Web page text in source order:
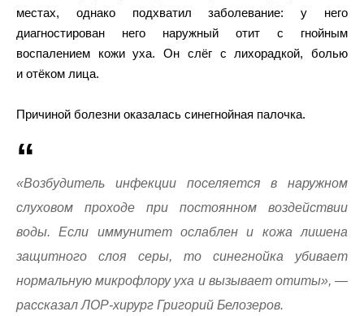
местах, однако подхватил заболевание: у него
диагностирован него наружный отит с гнойным
воспалением кожи уха. Он слёг с лихорадкой, болью
и отёком лица.
Причиной болезни оказалась синегнойная палочка.
«Возбудитель инфекции поселяется в наружном
слуховом проходе при постоянном воздействии
воды. Если иммунитет ослаблен и кожа лишена
защитного слоя серы, то синегнойка убивает
нормальную микрофлору уха и вызывает отиты», —
рассказал ЛОР-хирург Григорий Белозеров.